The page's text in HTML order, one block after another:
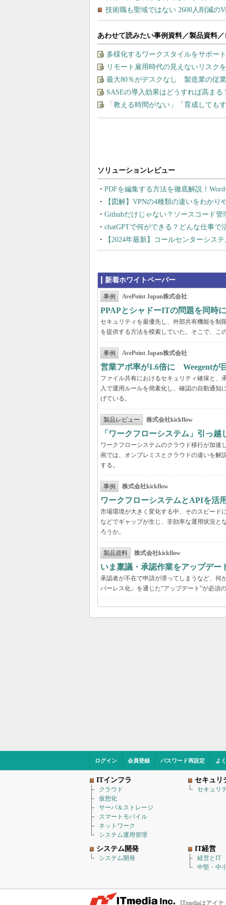
あわせて読みたい事例資料／製品資料
多様化するワークスタイルをサポー
リモート雇用時代の見えないリスク
最大80％がデスクなし 製造業の従
SASEの導入効果はどうすれば高ま
「教える時間がない」「育成して
PDFを編集する方法を徹底解説！
【図解】VPNの4種類の違いをわか
Githubだけじゃない？ソースコード
chatGPTで何ができる？どんな仕事で
【2024年最新】コールセンターシス
新着ホワイトペーパー
事例 AvePoint Japan株式会社
PPAPとシャドーITの問題を同時
セキュリティを最優先し、外部共有機能を制
を提供する方法を模索していた。そこで、こ
事例 AvePoint Japan株式会社
営業アポ率が1.6倍に Weegentが
ファイル共有におけるセキュリティ確保と、
入で運用ルールを簡素化し、確認の自動通知
げている。
製品レビュー 株式会社kickflow
「ワークフローシステム」引っ
ワークフローシステムのクラウド移行が加速
画では、オンプレミスとクラウドの違いを解
する。
事例 株式会社kickflow
ワークフローシステムとAPIを活
市場環境が大きく変化する中、そのスピード
などでギャップが生じ、非効率な運用状況と
ろうか。
製品資料 株式会社kickflow
いま稟議・承認作業をアップデー
承認者が不在で申請が滞ってしまうなど、何
パーレス化」を通じた“アップデート”が必須
ログイン 会員登録 パスワード再設定 よ
ITインフラ
クラウド
仮想化
サーバ＆ストレージ
スマートモバイル
ネットワーク
システム運用管理
セキュリ
セキュリ
システム開発
システム開発
IT経営
経営とIT
中堅・中
ITmediaはアイ